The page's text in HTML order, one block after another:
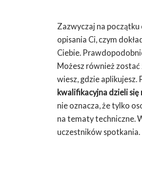
Zazwyczaj na początku
opisania Ci, czym
Ciebie.
Możesz również
wiesz, gdzie aplikujesz.
kwalifikacyjna dzieli się
nie oznacza, że tylko
na tematy techniczne.
uczestników spotkania.